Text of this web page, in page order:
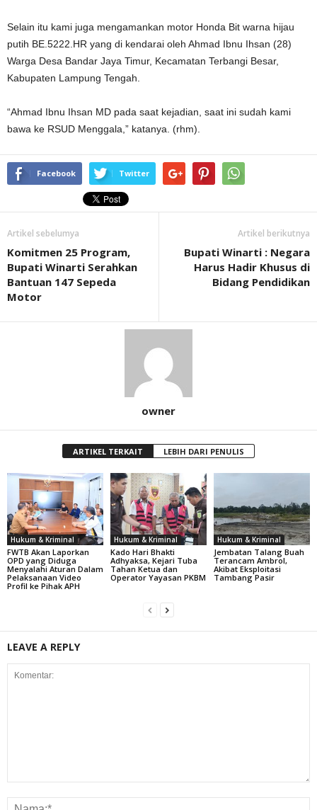
Selain itu kami juga mengamankan motor Honda Bit warna hijau
putih BE.5222.HR yang di kendarai oleh Ahmad Ibnu Ihsan (28)
Warga Desa Bandar Jaya Timur, Kecamatan Terbangi Besar,
Kabupaten Lampung Tengah.
“Ahmad Ibnu Ihsan MD pada saat kejadian, saat ini sudah kami
bawa ke RSUD Menggala,” katanya. (rhm).
Facebook Twitter
Artikel sebelumya
Komitmen 25 Program,
Bupati Winarti Serahkan
Bantuan 147 Sepeda
Motor
Artikel berikutnya
Bupati Winarti : Negara
Harus Hadir Khusus di
Bidang Pendidikan
owner
ARTIKEL TERKAIT LEBIH DARI PENULIS
Hukum & Kriminal
FWTB Akan Laporkan
OPD yang Diduga
Menyalahi Aturan Dalam
Pelaksanaan Video
Profil ke Pihak APH
Hukum & Kriminal
Kado Hari Bhakti
Adhyaksa, Kejari Tuba
Tahan Ketua dan
Operator Yayasan PKBM
Hukum & Kriminal
Jembatan Talang Buah
Terancam Ambrol,
Akibat Eksploitasi
Tambang Pasir
LEAVE A REPLY